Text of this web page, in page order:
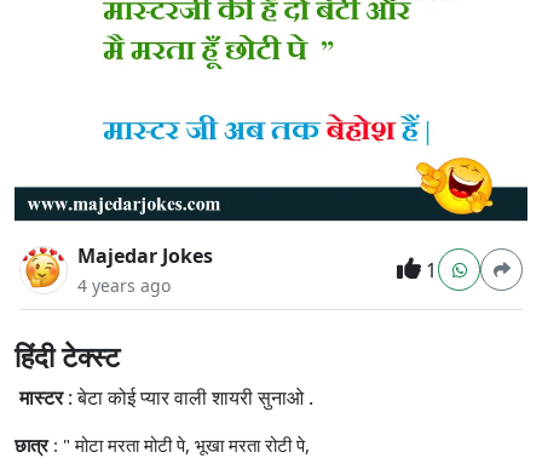
Majedar Jokes
4 years ago
1
हिंदी टेक्स्ट
मास्टर: बेटा कोई प्यार वाली शायरी सुनाओ .
छात्र : " मोटा मरता मोटी पे, भूखा मरता रोटी पे,